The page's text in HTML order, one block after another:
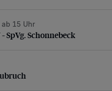
Schonnebeck
15 Uhr
SpVg. Schonnebeck